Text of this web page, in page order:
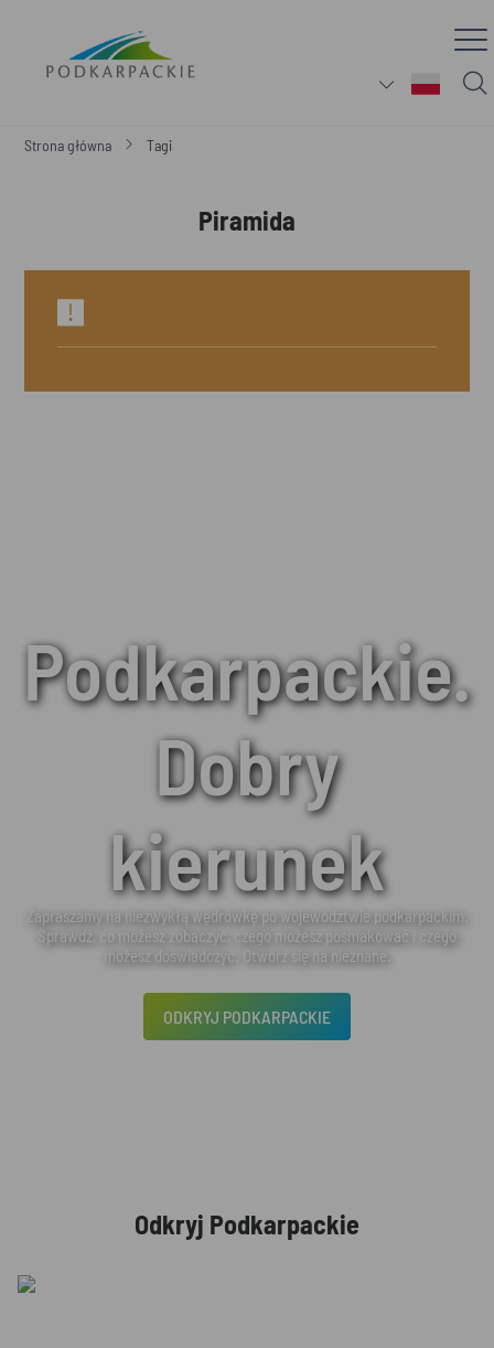
Strona główna Tagi
Piramida
Podkarpackie.
Dobry
kierunek
Zapraszamy na niezwykłą wędrówkę po województwie podkarpackim.
Sprawdź, co możesz zobaczyć, czego możesz posmakować i czego
możesz doświadczyć. Otwórz się na nieznane.
ODKRYJ PODKARPACKIE
Odkryj Podkarpackie